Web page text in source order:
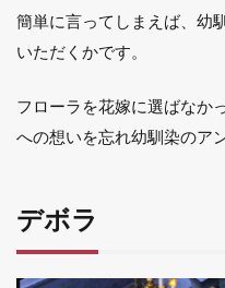
簡単に言ってしまえば、幼
いただくかです。
フローラを花嫁に選ばなか
への想いを忘れ幼馴染のア
デボラ